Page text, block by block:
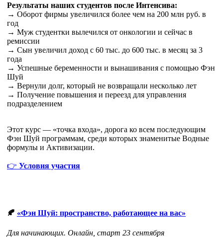
Результаты наших студентов после Интенсива:
→ Оборот фирмы увеличился более чем на 200 млн руб. в
год
→ Муж студентки вылечился от онкологии и сейчас в
ремиссии
→ Сын увеличил доход с 60 тыс. до 600 тыс. в месяц за 3
года
→ Успешные беременности и вынашивания с помощью Фэн
Шуй
→ Вернули долг, который не возвращали несколько лет
→ Получение повышения и переезд для управления
подразделением
Этот курс — «точка входа», дорога ко всем последующим
Фэн Шуй программам, среди которых знаменитые Водные
формулы и Активизации.
👉 Условия участия
🍂 «Фэн Шуй: пространство, работающее на вас»
Для начинающих. Онлайн, старт 23 сентября